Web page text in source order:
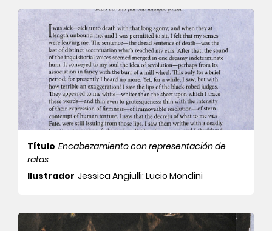
Título Encabezamiento con representación de
ratas
Ilustrador Jessica Angiulli; Lucio Mondini